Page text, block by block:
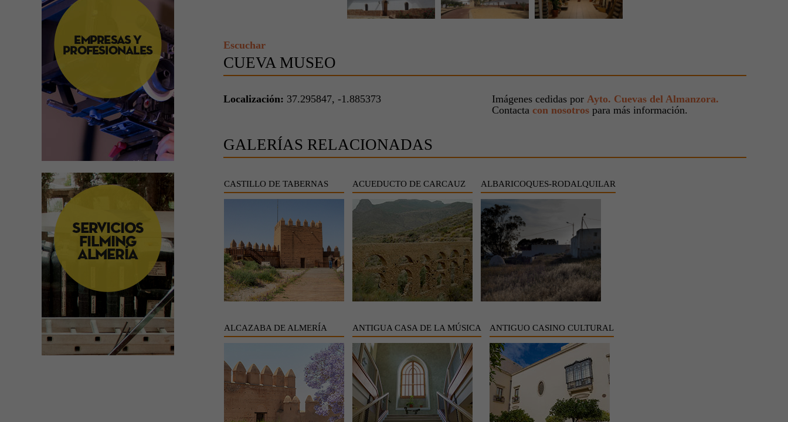
Escuchar
CUEVA MUSEO
Localización: 37.295847, -1.885373 Imágenes cedidas por Ayto. Cuevas del Almanzora.
Contacta con nosotrospara más información.
GALERÍAS RELACIONADAS
CASTILLO DE TABERNAS ACUEDUCTO DE CARCAUZ ALBARICOQUES-RODALQUILAR
ALCAZABA DE ALMERÍA ANTIGUA CASA DE LA MÚSICA ANTIGUO CASINO CULTURAL